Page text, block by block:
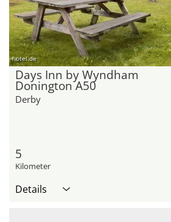
hotel.de
Days Inn by Wyndham
Donington A50
Derby
5
Kilometer
Details